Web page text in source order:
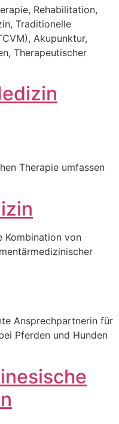
Rehabilitation,
Traditionelle
Akupunktur,
Therapeutischer
Therapie umfassen
Kombination von
Ansprechpartnerin für
Pferden und Hunden